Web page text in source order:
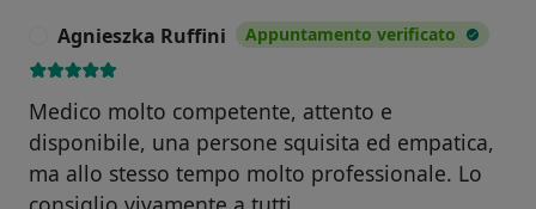
Agnieszka Ruffini Appuntamento verificato
Medico molto competente, attento e
disponibile, una persone squisita ed empatica,
ma allo stesso tempo molto professionale. Lo